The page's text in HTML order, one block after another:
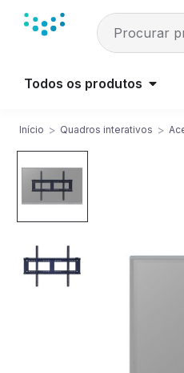
Todos os produtos
Início > Quadros interativos >